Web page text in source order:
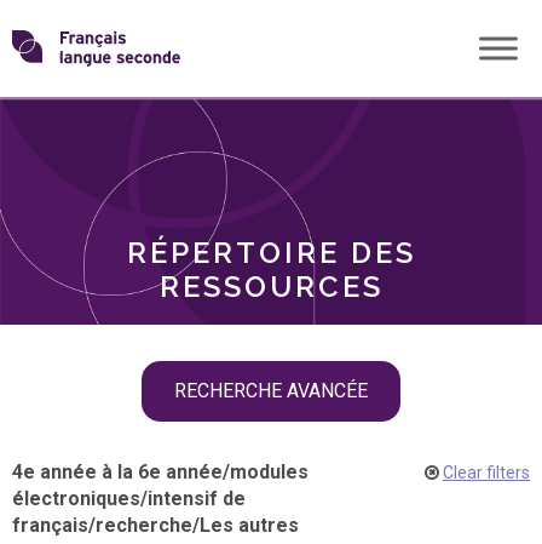
Skip
toTransformons
langue
RÉPERTOIRE DES
RESSOURCES
RECHERCHE AVANCÉE
THÈMES
4e année à la 6e année/modules
électroniques/intensif de
français/recherche/Les autres
Clear filters